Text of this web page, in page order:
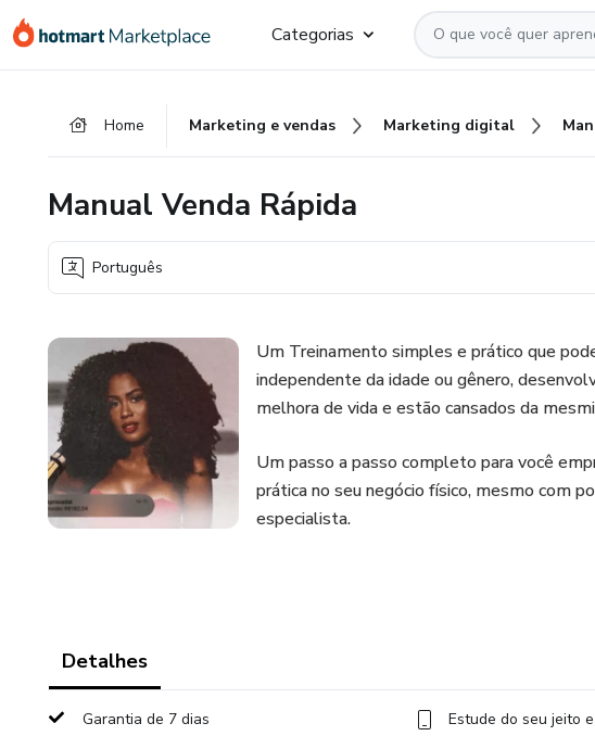
para
para
para
Categorias
Home Marketing e vendas Marketing digital
Manual Venda Rápida
Português
Um Treinamento simples e prático que
independente da idade ou gênero,
melhora de vida e estão cansados da
Um passo a passo completo para você
prática no seu negócio físico, mesmo com
especialista.
Detalhes
Garantia de 7 dias Estude do seu jeito